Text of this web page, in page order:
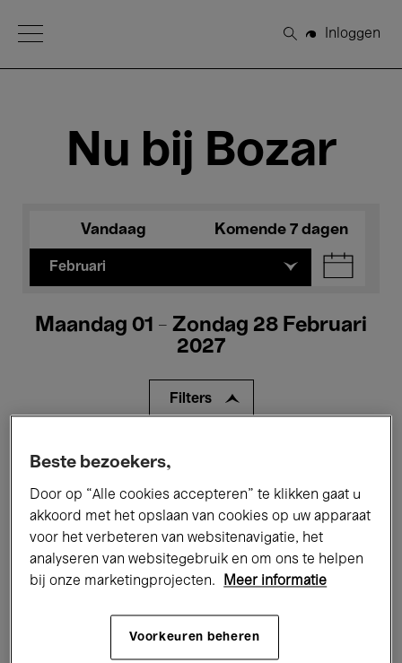
Open Menu
Zoeken
Inloggen
Nu bij Bozar
Vandaag Komende 7 dagen
Februari
Maandag 01 - Zondag 28 Februari
2027
Filters
Alle evenementen
Tentoonstellingen Films
Performances Lezingen & Debatten
Jazz Klassieke Muziek Global Music
Beste bezoekers,
Door op “Alle cookies accepteren” te klikken gaat u
akkoord met het opslaan van cookies op uw apparaat
voor het verbeteren van websitenavigatie, het
analyseren van websitegebruik en om ons te helpen
bij onze marketingprojecten.
Meer informatie
Voorkeuren beheren